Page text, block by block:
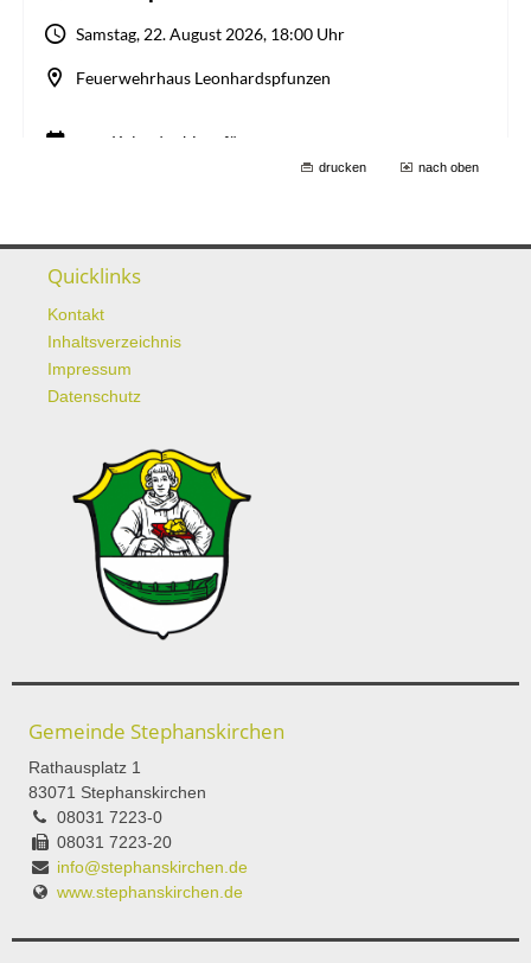
drucken nach oben
Quicklinks
Kontakt
Inhaltsverzeichnis
Impressum
Datenschutz
Gemeinde Stephanskirchen
Rathausplatz 1
83071 Stephanskirchen
08031 7223-0
08031 7223-20
info@stephanskirchen.de
www.stephanskirchen.de